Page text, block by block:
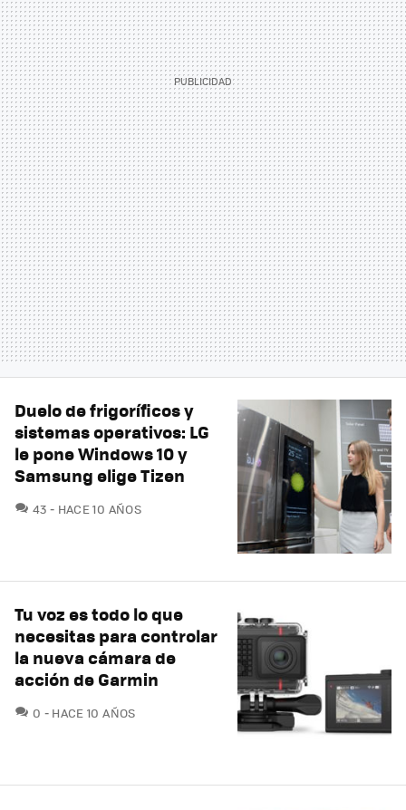
Duelo de frigoríficos y
sistemas operativos: LG
le pone Windows 10 y
Samsung elige Tizen
43 COMENTARIOS
HACE 10 AÑOS
Tu voz es todo lo que
necesitas para controlar
la nueva cámara de
acción de Garmin
0 COMENTARIOS
HACE 10 AÑOS